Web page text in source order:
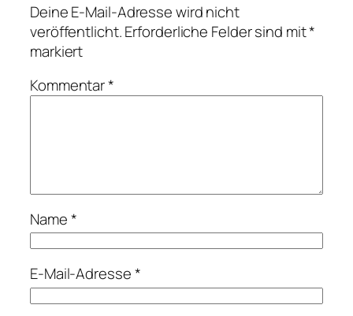
Deine E-Mail-Adresse wird nicht
veröffentlicht.Erforderliche Felder sind mit*
markiert
Kommentar*
Name*
E-Mail-Adresse*